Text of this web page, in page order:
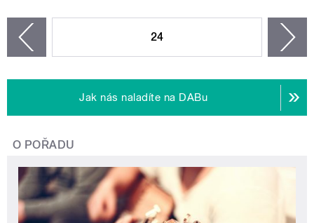
24
Jak nás naladíte na DABu
O POŘADU